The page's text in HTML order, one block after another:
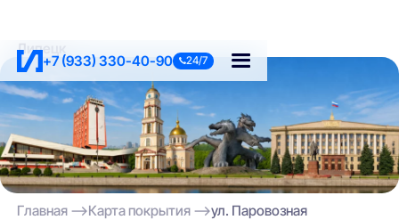
+7 (933) 330-40-90 24/7
Липецк
Главная Карта покрытия ул. Паровозная